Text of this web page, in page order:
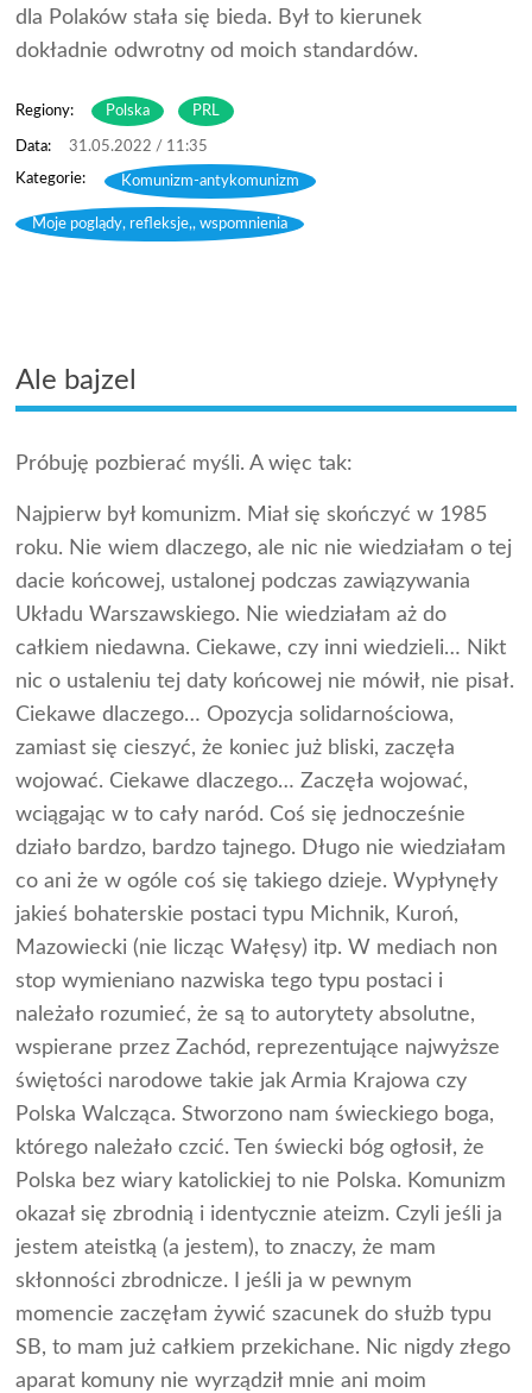
dla Polaków stała się bieda. Był to kierunek
dokładnie odwrotny od moich standardów.
Regiony: Polska PRL
31.05.2022 / 11:35
Komunizm-antykomunizm
Moje poglądy, refleksje,, wspomnienia
Ale bajzel
Próbuję pozbierać myśli. A więc tak:
Najpierw był komunizm. Miał się skończyć w 1985
roku. Nie wiem dlaczego, ale nic nie wiedziałam o tej
dacie końcowej, ustalonej podczas zawiązywania
Układu Warszawskiego. Nie wiedziałam aż do
całkiem niedawna. Ciekawe, czy inni wiedzieli… Nikt
nic o ustaleniu tej daty końcowej nie mówił, nie pisał.
Ciekawe dlaczego… Opozycja solidarnościowa,
zamiast się cieszyć, że koniec już bliski, zaczęła
wojować. Ciekawe dlaczego… Zaczęła wojować,
wciągając w to cały naród. Coś się jednocześnie
działo bardzo, bardzo tajnego. Długo nie wiedziałam
co ani że w ogóle coś się takiego dzieje. Wypłynęły
jakieś bohaterskie postaci typu Michnik, Kuroń,
Mazowiecki (nie licząc Wałęsy) itp. W mediach non
stop wymieniano nazwiska tego typu postaci i
należało rozumieć, że są to autorytety absolutne,
wspierane przez Zachód, reprezentujące najwyższe
świętości narodowe takie jak Armia Krajowa czy
Polska Walcząca. Stworzono nam świeckiego boga,
którego należało czcić. Ten świecki bóg ogłosił, że
Polska bez wiary katolickiej to nie Polska. Komunizm
okazał się zbrodnią i identycznie ateizm. Czyli jeśli ja
jestem ateistką (a jestem), to znaczy, że mam
skłonności zbrodnicze. I jeśli ja w pewnym
momencie zaczęłam żywić szacunek do służb typu
SB, to mam już całkiem przekichane. Nic nigdy złego
aparat komuny nie wyrządził mnie ani moim